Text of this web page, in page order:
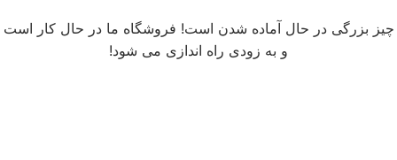
چیز بزرگی در حال آماده شدن است! فروشگاه ما در حال کار است
و به زودی راه اندازی می شود!